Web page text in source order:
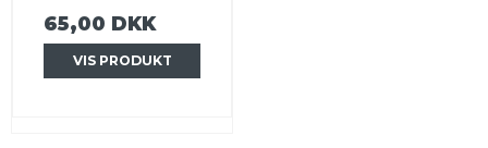
65,00 DKK
VIS PRODUKT